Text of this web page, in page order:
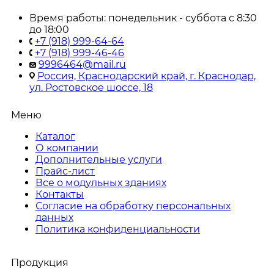
Время работы: понедельник - суббота с 8:30
до 18:00
+7 (918) 999-64-64
+7 (918) 999-46-46
9996464@mail.ru
Россия, Краснодарский край, г. Краснодар,
ул. Ростовское шоссе, 18
Меню
Каталог
О компании
Дополнительные услуги
Прайс-лист
Все о модульных зданиях
Контакты
Согласие на обработку персональных
данных
Политика конфиденциальности
Продукция